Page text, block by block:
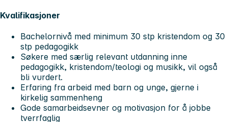
Kvalifikasjoner
Bachelornivå med minimum 30 stp kristendom og 30
stp pedagogikk
Søkere med særlig relevant utdanning inne
pedagogikk, kristendom/teologi og musikk, vil også
bli vurdert.
Erfaring fra arbeid med barn og unge, gjerne i
kirkelig sammenheng
Gode samarbeidsevner og motivasjon for å jobbe
tverrfaglig